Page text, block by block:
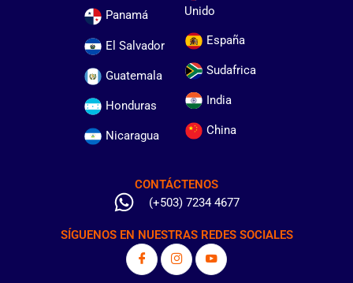
Panamá
El Salvador
Guatemala
Honduras
Nicaragua
Unido
España
Sudafrica
India
China
CONTÁCTENOS
(+503) 7234 4677
SÍGUENOS EN NUESTRAS REDES SOCIALES